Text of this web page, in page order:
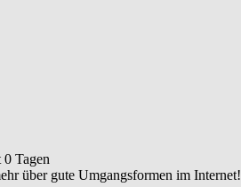
0 Tagen
über gute Umgangsformen im Internet!